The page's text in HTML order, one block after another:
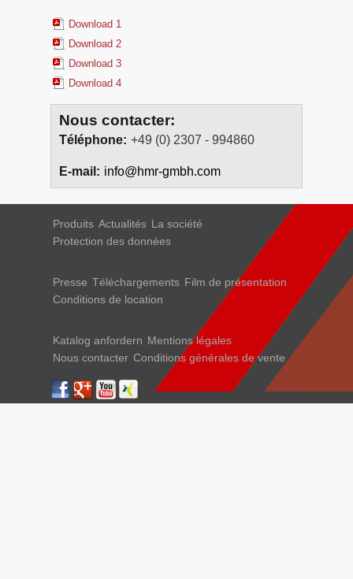
Download 1
Download 2
Download 3
Download 4
Nous contacter:
Téléphone: +49 (0) 2307 - 994860
E-mail: info@hmr-gmbh.com
Produits Actualités La société
Protection des données
Presse Téléchargements Film de présentation
Conditions de location
Katalog anfordern Mentions légales
Nous contacter Conditions générales de vente